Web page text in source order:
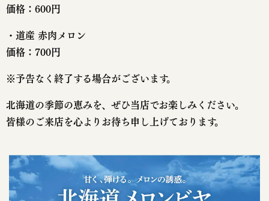
価格：600円
・道産 赤肉メロン
価格：700円
※予告なく終了する場合がございます。
北海道の季節の恵みを、ぜひ当店でお楽しみください。
皆様のご来店を心よりお待ち申し上げております。